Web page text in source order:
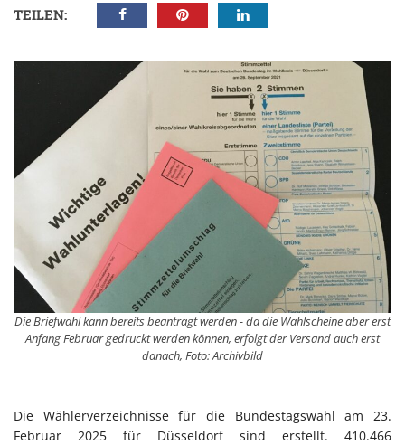
TEILEN:
Die Briefwahl kann bereits beantragt werden - da die Wahlscheine aber erst
Anfang Februar gedruckt werden können, erfolgt der Versand auch erst
danach, Foto: Archivbild
Die Wählerverzeichnisse für die Bundestagswahl am 23.
Februar 2025 für Düsseldorf sind erstellt. 410.466